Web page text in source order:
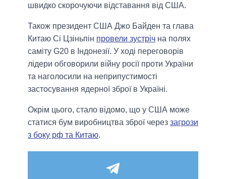
швидко скорочуючи відставання від США.
Також президент США Джо Байден та глава
Китаю Сі Цзіньпін провели зустріч на полях
саміту G20 в Індонезії. У ході переговорів
лідери обговорили війну росії проти України
та наголосили на неприпустимості
застосування ядерної зброї в Україні.
Окрім цього, стало відомо, що у США може
статися бум виробництва зброї через загрози
з боку рф та Китаю.